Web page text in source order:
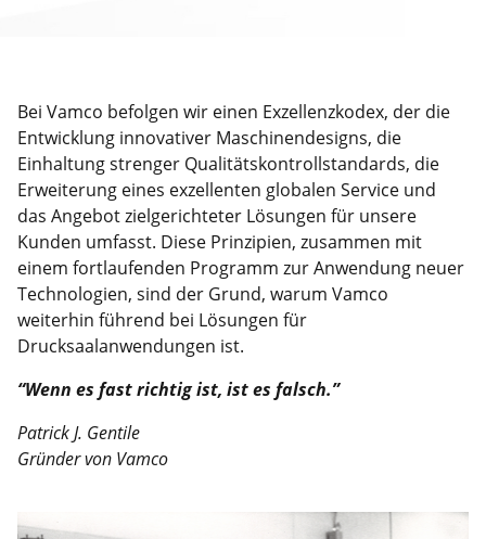
Bei Vamco befolgen wir einen Exzellenzkodex, der die
Entwicklung innovativer Maschinendesigns, die
Einhaltung strenger Qualitätskontrollstandards, die
Erweiterung eines exzellenten globalen Service und
das Angebot zielgerichteter Lösungen für unsere
Kunden umfasst. Diese Prinzipien, zusammen mit
einem fortlaufenden Programm zur Anwendung neuer
Technologien, sind der Grund, warum Vamco
weiterhin führend bei Lösungen für
Drucksaalanwendungen ist.
“Wenn es fast richtig ist, ist es falsch.”
Patrick J. Gentile
Gründer von Vamco